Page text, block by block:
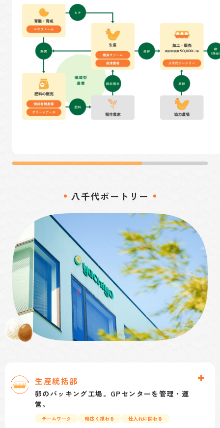
八千代ポートリー
生産統括部
卵のパッキング工場。GPセンターを管理・運
営。
チームワーク 幅広く携わる 仕入れに関わる